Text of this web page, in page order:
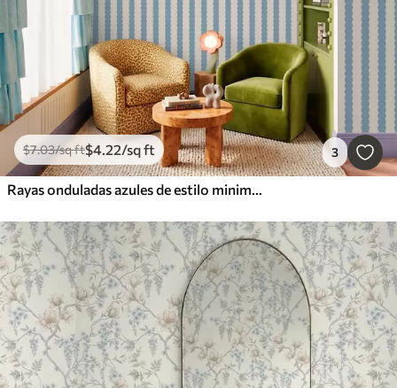
$7.03/sq ft$4.22/sq ft 3
Rayas onduladas azules de estilo minimalista